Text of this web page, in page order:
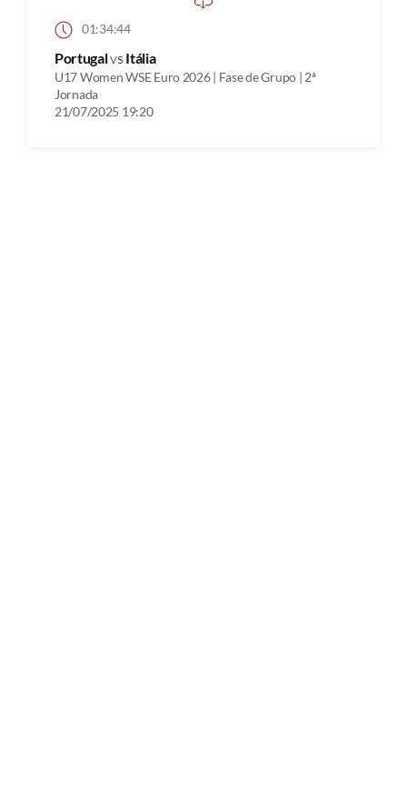
01:34:44
Portugalvs Itália
U17 Women WSE Euro 2026 | Fase de Grupo | 2ª
Jornada
21/07/2025 19:20